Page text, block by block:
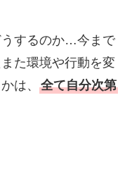
するのか…今まで
た環境や行動を変
は、
全て自分次第